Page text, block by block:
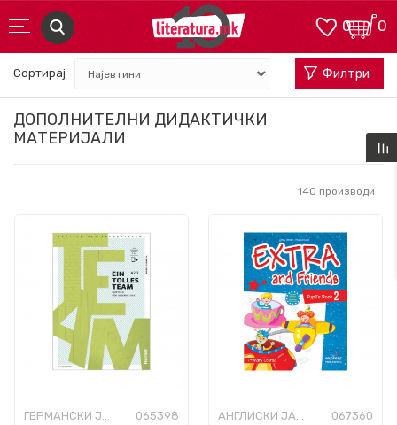
0
0
ДОПОЛНИТЕЛНИ ДИДАКТИЧКИ
МАТЕРИЈАЛИ
Сортирај Филтри
140 производи
ГЕРМАНСКИ ЈАЗИК 065398 АНГЛИСКИ ЈАЗИК 067360